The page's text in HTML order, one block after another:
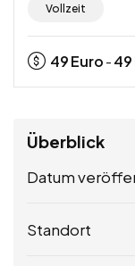
Vollzeit
49Euro - 49
Überblick
Datum
Standort